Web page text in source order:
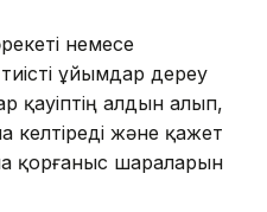
немесе
ұйымдар дереу
қауіптің алдын алып,
және қажет
қорғаныс шараларын